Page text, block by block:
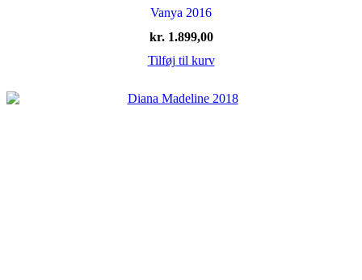
Vanya 2016
kr.1.899,00
Tilføj til kurv